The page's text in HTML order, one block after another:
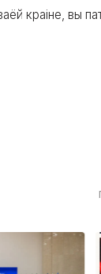
краіне, вы